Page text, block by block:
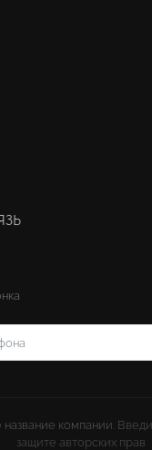
название компании.
защите авторских прав